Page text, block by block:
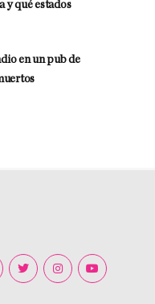
y qué estados
en un pub de